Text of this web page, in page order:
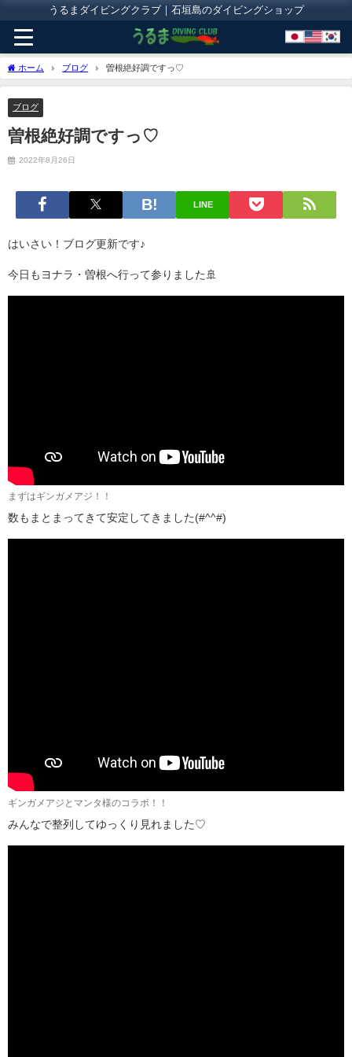
うるまダイビングクラブ｜石垣島のダイビングショップ
ホーム ブログ 曽根絶好調ですっ♡
ブログ
曽根絶好調ですっ♡
2022年8月26日
LINE
はいさい！ブログ更新です♪
今日もヨナラ・曽根へ行って参りました🚢
まずはギンガメアジ！！
数もまとまってきて安定してきました(#^^#)
ギンガメアジとマンタ様のコラボ！！
みんなで整列してゆっくり見れました♡